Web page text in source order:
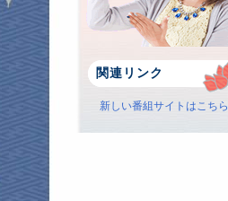
関連リンク
新しい番組サイトはこちら